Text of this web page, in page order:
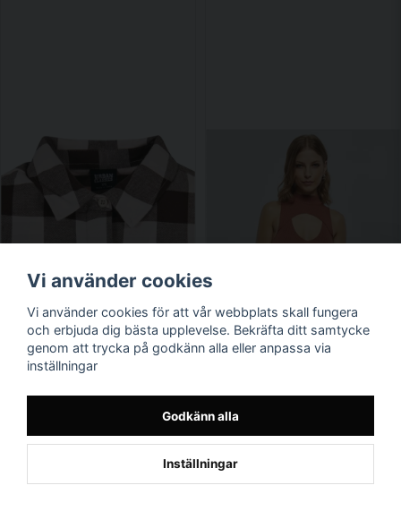
Vi använder cookies
Vi använder cookies för att vår webbplats skall fungera
och erbjuda dig bästa upplevelse. Bekräfta ditt samtycke
genom att trycka på godkänn alla eller anpassa via
inställningar
Godkänn alla
Inställningar